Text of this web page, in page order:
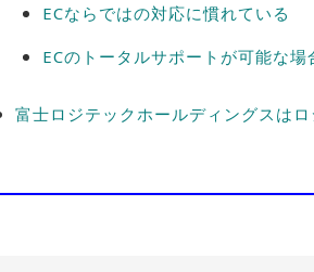
ECならではの対応に慣れている
ECのトータルサポートが可能な場
富士ロジテックホールディングスは